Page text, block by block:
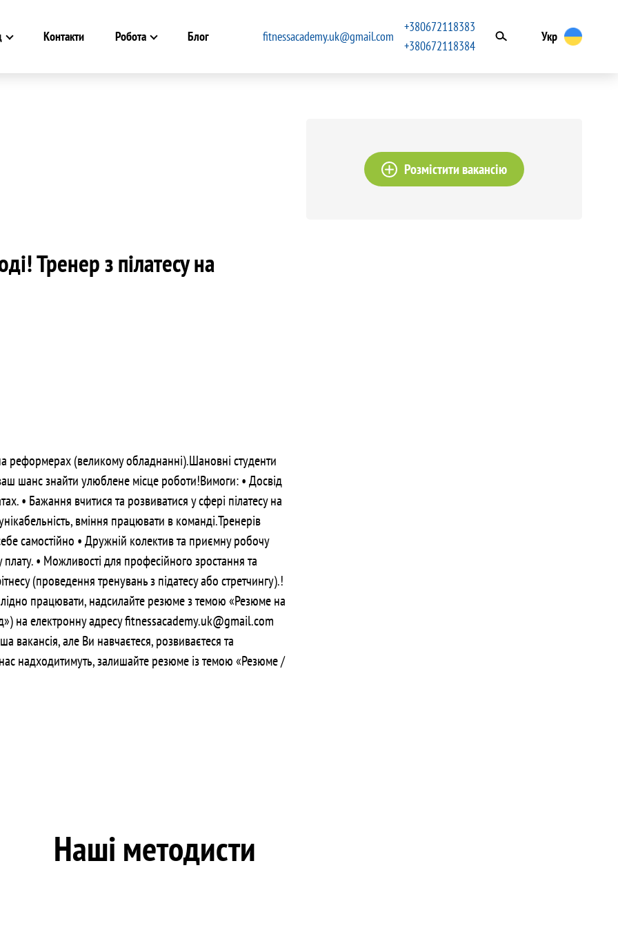
Контакти Робота Блог fitnessacademy.uk@gmail.com
+380672118383
+380672118384
Укр
Тренер з пілатесу на
реформерах (великому обладнанні).Шановні студенти
шанс знайти улюблене місце роботи!Вимоги: • Досвід
• Бажання вчитися та розвиватися у сфері пілатесу на
вміння працювати в команді.Тренерів
самостійно • Дружній колектив та приємну робочу
• Можливості для професійного зростання та
(проведення тренувань з підатесу або стретчингу).!
працювати, надсилайте резюме з темою «Резюме на
на електронну адресу fitnessacademy.uk@gmail.com
але Ви навчаєтеся, розвиваєтеся та
нас надходитимуть, залишайте резюме із темою «Резюме /
Розмістити вакансію
Наші методисти